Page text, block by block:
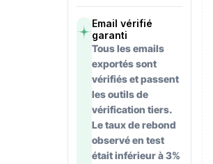
Email vérifié
garanti
Tous les emails
exportés sont
vérifiés et passent
les outils de
vérification tiers.
Le taux de rebond
observé en test
était inférieur à 3%